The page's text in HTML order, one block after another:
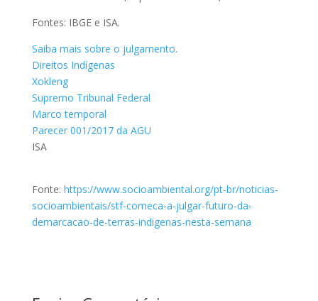
Fontes: IBGE e ISA.
Saiba mais sobre o julgamento.
Direitos Indígenas
Xokleng
Supremo Tribunal Federal
Marco temporal
Parecer 001/2017 da AGU
ISA
Fonte: https://www.socioambiental.org/pt-br/noticias-
socioambientais/stf-comeca-a-julgar-futuro-da-
demarcacao-de-terras-indigenas-nesta-semana